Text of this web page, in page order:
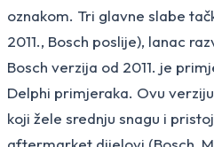
oznakom. Tri glavne slabe
2011., Bosch poslije), lanac
Bosch verzija od 2011. je
Delphi primjeraka. Ovu
koji žele srednju snagu i